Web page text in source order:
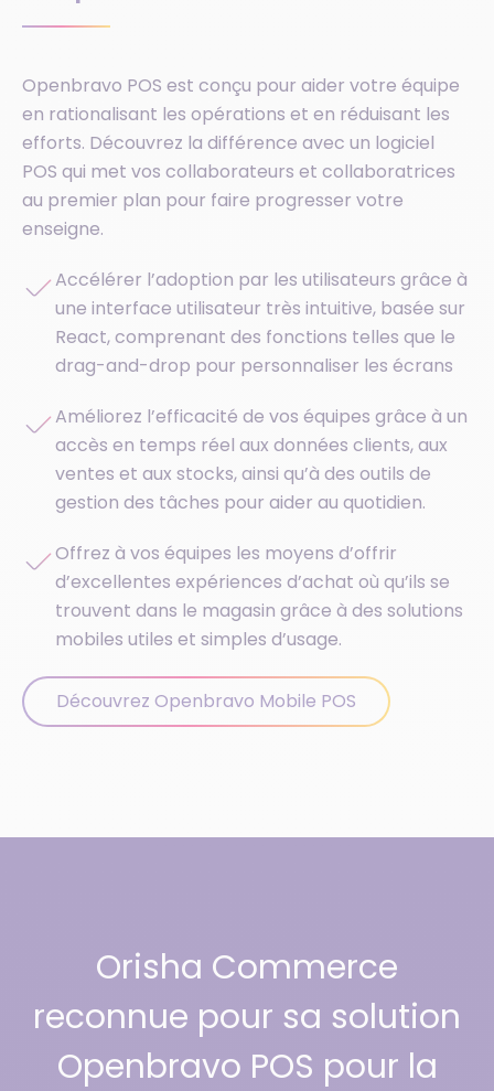
Openbravo POS est conçu pour aider votre équipe
en rationalisant les opérations et en réduisant les
efforts. Découvrez la différence avec un logiciel
POS qui met vos collaborateurs et collaboratrices
au premier plan pour faire progresser votre
enseigne.
Accélérer l’adoption par les utilisateurs grâce à
une interface utilisateur très intuitive, basée sur
React, comprenant des fonctions telles que le
drag-and-drop pour personnaliser les écrans
Améliorez l’efficacité de vos équipes grâce à un
accès en temps réel aux données clients, aux
ventes et aux stocks, ainsi qu’à des outils de
gestion des tâches pour aider au quotidien.
Offrez à vos équipes les moyens d’offrir
d’excellentes expériences d’achat où qu’ils se
trouvent dans le magasin grâce à des solutions
mobiles utiles et simples d’usage.
Découvrez Openbravo Mobile POS
Orisha Commerce
reconnue pour sa solution
Openbravo POS pour la